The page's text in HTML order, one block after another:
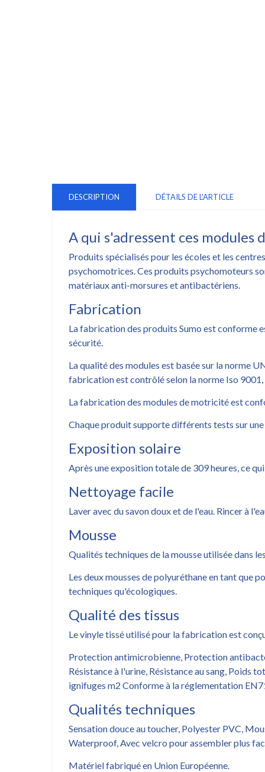
DESCRIPTION DÉTAILS DE L'ARTICLE
A qui s'adressent ces modules
Produits spécialisés pour les écoles et les
psychomotrices. Ces produits psychomoteurs
matériaux anti-morsures et antibactériens.
Fabrication
La fabrication des produits Sumo est conforme
sécurité.
La qualité des modules est basée sur la norme
fabrication est contrôlé selon la norme Iso
La fabrication des modules de motricité est
Chaque produit supporte différents tests sur
Exposition solaire
Après une exposition totale de 309 heures, ce
Nettoyage facile
Laver avec du savon doux et de l'eau. Rincer à
Mousse
Qualités techniques de la mousse utilisée dans
Les deux mousses de polyuréthane en tant que
techniques qu'écologiques.
Qualité des tissus
Le vinyle tissé utilisé pour la fabrication est
Protection antimicrobienne, Protection
Résistance à l'urine, Résistance au sang, Poids
ignifuges m2 Conforme à la réglementation
Qualités techniques
Sensation douce au toucher, Polyester PVC,
Waterproof, Avec velcro pour assembler plus
Matériel fabriqué en Union Européenne.